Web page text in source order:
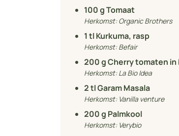
100g Tomaat
Herkomst:Organic Brothers
1 tl Kurkuma, rasp
Herkomst:Befair
200g Cherry tomaten in
Herkomst:La Bio Idea
2tl Garam Masala
Herkomst: Vanilla venture
200g Palmkool
Herkomst: Verybio